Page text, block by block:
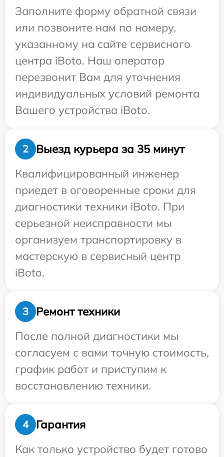
Заполните форму обратной связи
или позвоните нам по номеру,
указанному на сайте сервисного
центра iBoto. Наш оператор
перезвонит Вам для уточнения
индивидуальных условий ремонта
Вашего устройства iBoto.
2
Выезд курьера за 35 минут
Квалифицированный инженер
приедет в оговоренные сроки для
диагностики техники iBoto. При
серьезной неисправности мы
организуем транспортировку в
мастерскую в сервисный центр
iBoto.
3
Ремонт техники
После полной диагностики мы
согласуем с вами точную стоимость,
график работ и приступим к
восстановлению техники.
4
Гарантия
Как только устройство будет готово